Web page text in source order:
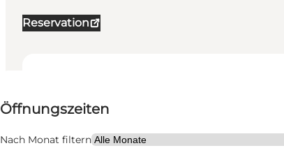
Reservation
Öffnungszeiten
Nach Monat filtern
Website besuchen
Mein Partner, Freunde, Mir selbst